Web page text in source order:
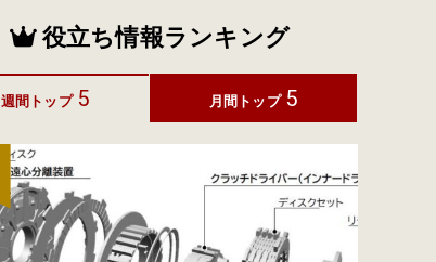
役立ち情報ランキング
週間トップ 5 月間トップ 5